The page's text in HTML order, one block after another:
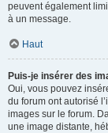
peuvent également
à un message.
Haut
Puis-je insérer des
Oui, vous pouvez
du forum ont autorisé
images sur le forum.
une image distante,